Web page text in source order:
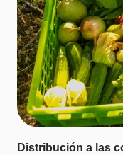
Distribución a las